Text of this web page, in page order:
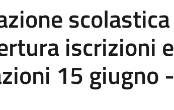
scolastica
iscrizioni e
15 giugno -